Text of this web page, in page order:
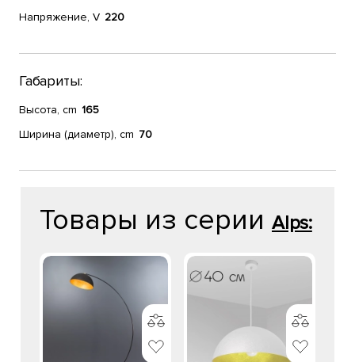
Напряжение, V 220
Габариты:
Высота, cm 165
Ширина (диаметр), cm 70
Товары из серии Alps: